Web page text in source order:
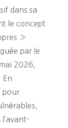
dans sa
le concept
».
par le
2026,
En
pour
l’avant-